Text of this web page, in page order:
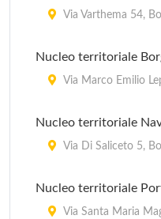
Via Varthema 54,
Nucleo territoriale
Via Marco Emilio
Nucleo territoriale
Via Di Saliceto 5,
Nucleo territoriale
Via Santa Maria